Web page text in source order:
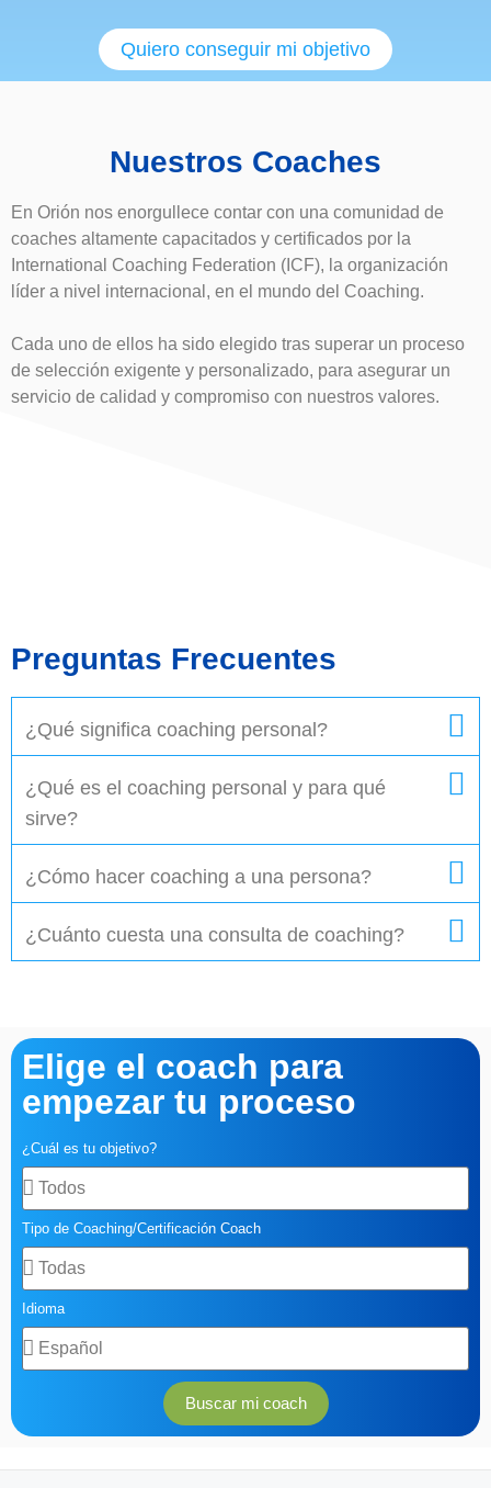
Quiero conseguir mi objetivo
Nuestros Coaches
En Orión nos enorgullece contar con una comunidad de
coaches altamente capacitados y certificados por la
International Coaching Federation (ICF), la organización
líder a nivel internacional, en el mundo del Coaching.
Cada uno de ellos ha sido elegido tras superar un proceso
de selección exigente y personalizado, para asegurar un
servicio de calidad y compromiso con nuestros valores.
Preguntas Frecuentes
¿Qué significa coaching personal?
¿Qué es el coaching personal y para qué
sirve?
¿Cómo hacer coaching a una persona?
¿Cuánto cuesta una consulta de coaching?
Elige el coach para
empezar tu proceso
¿Cuál es tu objetivo?
Tipo de Coaching/Certificación Coach
Idioma
Buscar mi coach